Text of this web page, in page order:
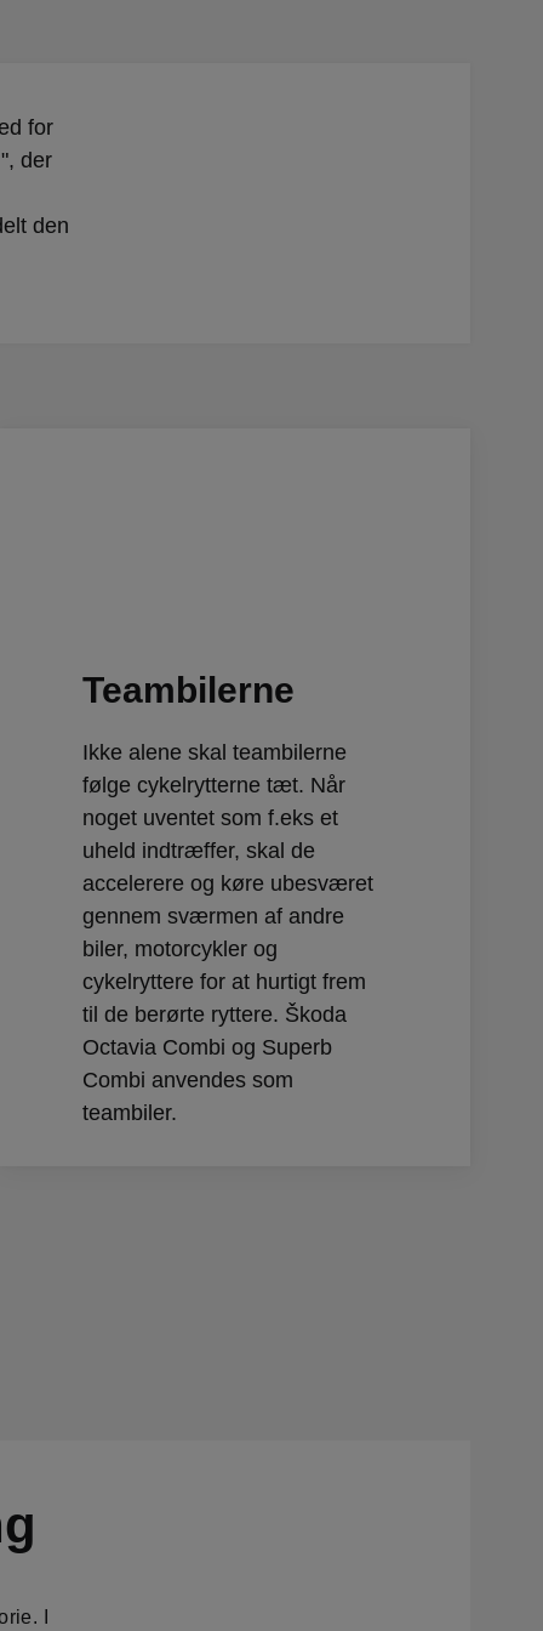
for
der
den
Teambilerne
Ikke alene skal teambilerne
følge cykelrytterne tæt. Når
noget uventet som f.eks et
uheld indtræffer, skal de
accelerere og køre ubesværet
gennem sværmen af andre
biler, motorcykler og
cykelryttere for at hurtigt frem
til de berørte ryttere. Škoda
Octavia Combi og Superb
Combi anvendes som
teambiler.
I